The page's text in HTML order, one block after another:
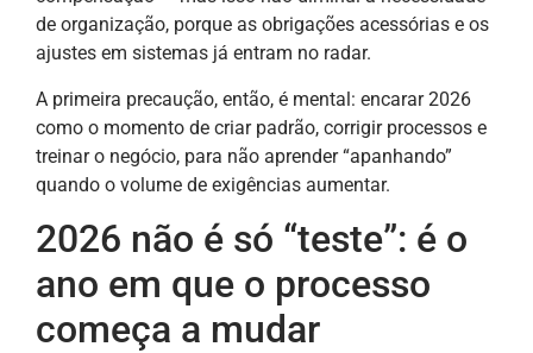
de organização, porque as obrigações acessórias e os
ajustes em sistemas já entram no radar.
A primeira precaução, então, é mental: encarar 2026
como o momento de criar padrão, corrigir processos e
treinar o negócio, para não aprender “apanhando”
quando o volume de exigências aumentar.
2026 não é só “teste”: é o
ano em que o processo
começa a mudar